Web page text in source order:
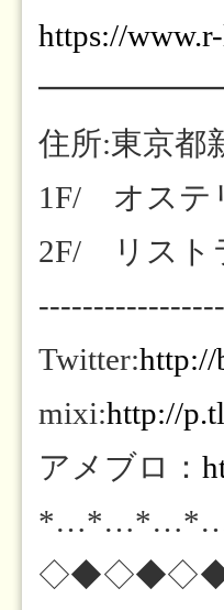
https://
住所:東京都
1F/ オス
2F/ リスト
Twitter:
mixi:http://
アメブロ：